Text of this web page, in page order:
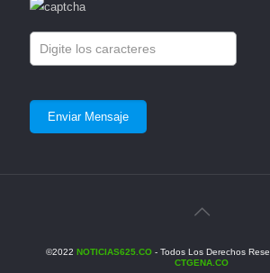
©2022 NOTICIAS625.CO- Todos Los Derechos
CTGENA.CO